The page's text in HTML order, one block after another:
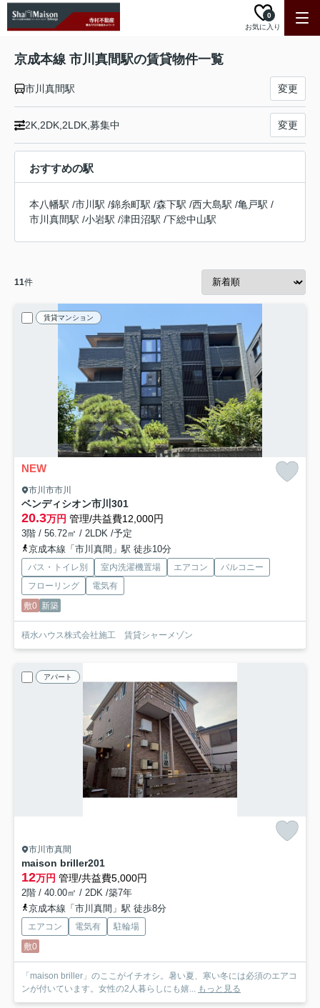
お気に入り
0
京成本線 市川真間駅の賃貸物件一覧
市川真間駅 変更
2K,2DK,2LDK,募集中 変更
おすすめの駅
本八幡駅 /市川駅 /錦糸町駅 /森下駅 /西大島駅 /亀戸駅 /
市川真間駅 /小岩駅 /津田沼駅 /下総中山駅
11件
賃貸マンション
NEW
市川市市川
ベンディシオン市川 301
20.3万円 管理/共益費12,000円
3階 / 56.72㎡ / 2LDK /予定
京成本線「市川真間」駅 徒歩10分
バス・トイレ別 室内洗濯機置場 エアコン
バルコニー
フローリング
電気有
敷0 新築
積水ハウス株式会社施工 賃貸シャーメゾン
アパート
市川市真間
maison briller201
12万円 管理/共益費5,000円
2階 / 40.00㎡ / 2DK /築7年
京成本線「市川真間」駅 徒歩8分
エアコン 電気有
駐輪場
敷0
「maison briller」のここがイチオシ。暑い夏、寒い冬には必須のエアコ
ンが付いています。女性の2人暮らしにも嬉... もっと見る